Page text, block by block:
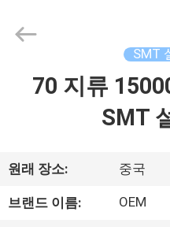
제
품
SMT
70 지류
SMT
원래 장소: 중국
브랜드 이름: OEM